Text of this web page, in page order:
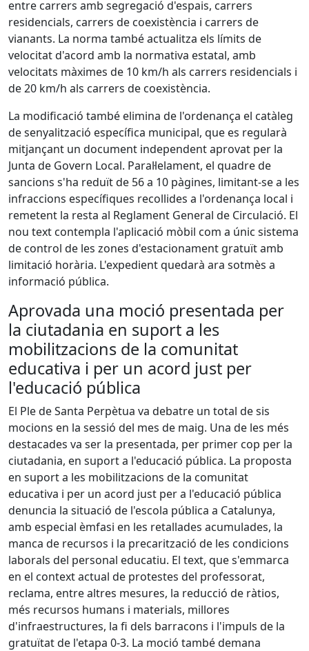
entre carrers amb segregació d'espais, carrers
residencials, carrers de coexistència i carrers de
vianants. La norma també actualitza els límits de
velocitat d'acord amb la normativa estatal, amb
velocitats màximes de 10 km/h als carrers residencials i
de 20 km/h als carrers de coexistència.
La modificació també elimina de l'ordenança el catàleg
de senyalització específica municipal, que es regularà
mitjançant un document independent aprovat per la
Junta de Govern Local. Paral·lelament, el quadre de
sancions s'ha reduït de 56 a 10 pàgines, limitant-se a les
infraccions específiques recollides a l'ordenança local i
remetent la resta al Reglament General de Circulació. El
nou text contempla l'aplicació mòbil com a únic sistema
de control de les zones d'estacionament gratuït amb
limitació horària. L'expedient quedarà ara sotmès a
informació pública.
Aprovada una moció presentada per
la ciutadania en suport a les
mobilitzacions de la comunitat
educativa i per un acord just per
l'educació pública
El Ple de Santa Perpètua va debatre un total de sis
mocions en la sessió del mes de maig. Una de les més
destacades va ser la presentada, per primer cop per la
ciutadania, en suport a l'educació pública. La proposta
en suport a les mobilitzacions de la comunitat
educativa i per un acord just per a l'educació pública
denuncia la situació de l'escola pública a Catalunya,
amb especial èmfasi en les retallades acumulades, la
manca de recursos i la precarització de les condicions
laborals del personal educatiu. El text, que s'emmarca
en el context actual de protestes del professorat,
reclama, entre altres mesures, la reducció de ràtios,
més recursos humans i materials, millores
d'infraestructures, la fi dels barracons i l'impuls de la
gratuïtat de l'etapa 0-3. La moció també demana